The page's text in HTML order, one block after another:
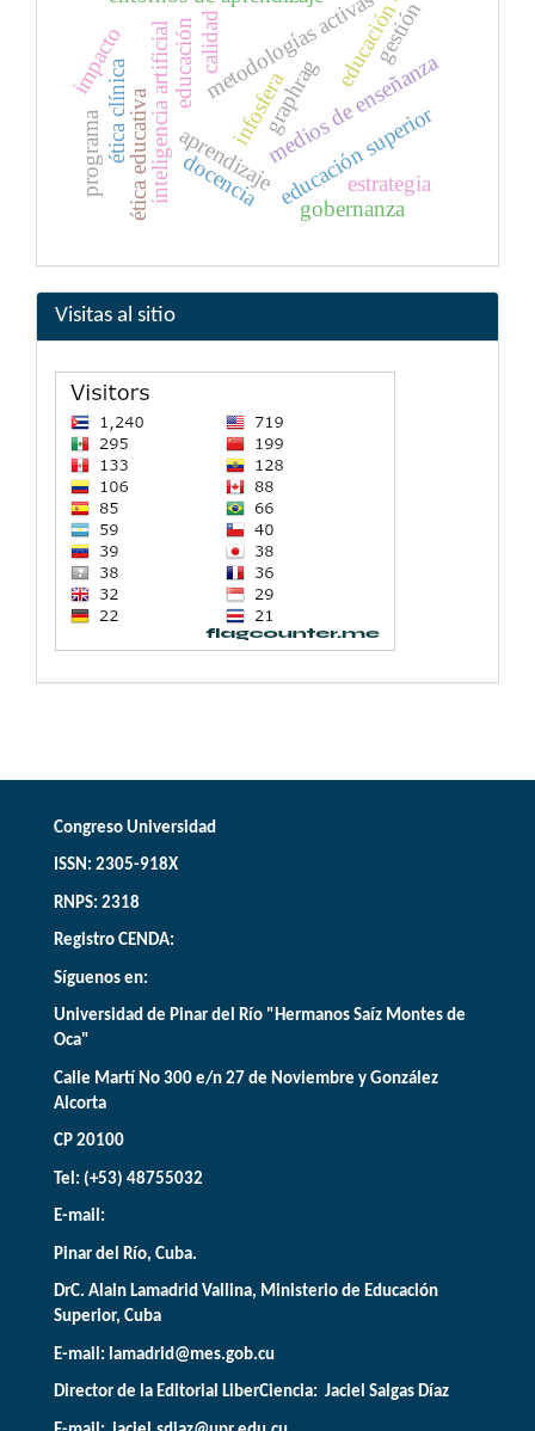
aprendizaje
inteligencia artificial medios de enseñanza
metodologías activas
educación graphrag
educación superior
educación 4.0
calidad
gobernanza
ética educativa infosfera
estrategia
ética clínica
impacto
docencia
gestión
programa
Visitas al sitio
Congreso Universidad
ISSN: 2305-918X
RNPS: 2318
Registro CENDA:
Síguenos en:
Universidad de Pinar del Río "Hermanos Saíz Montes de
Oca"
Calle Martí No 300 e/n 27 de Noviembre y González
Alcorta
CP 20100
Tel: (+53) 48755032
E-mail:
Pinar del Río, Cuba.
DrC. Alain Lamadrid Vallina, Ministerio de Educación
Superior, Cuba
E-mail: lamadrid@mes.gob.cu
Director de la Editorial LiberCiencia: Jaciel Salgas Díaz